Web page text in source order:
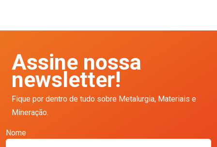
Assine nossa
newsletter!
Fique por dentro de tudo sobre Metalurgia, Materiais e
Mineração.
Nome